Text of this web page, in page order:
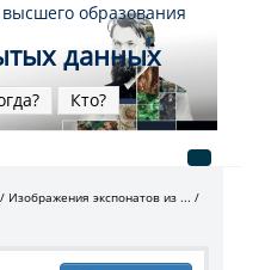
образования
данных
Кто?
Изображения экспонатов из ...